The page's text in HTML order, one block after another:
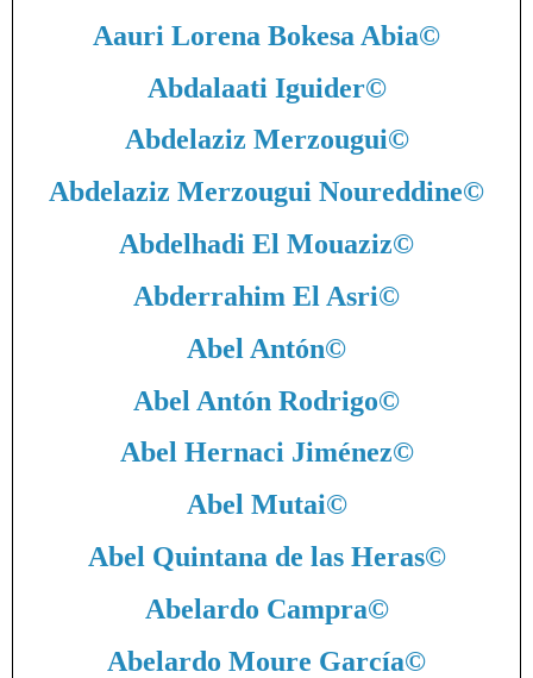
Aauri Lorena Bokesa Abia©
Abdalaati Iguider©
Abdelaziz Merzougui©
Abdelaziz Merzougui Noureddine©
Abdelhadi El Mouaziz©
Abderrahim El Asri©
Abel Antón©
Abel Antón Rodrigo©
Abel Hernaci Jiménez©
Abel Mutai©
Abel Quintana de las Heras©
Abelardo Campra©
Abelardo Moure García©